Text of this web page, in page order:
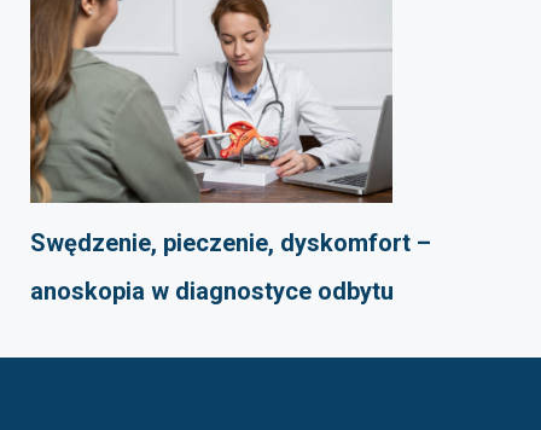
Swędzenie, pieczenie, dyskomfort –
anoskopia w diagnostyce odbytu